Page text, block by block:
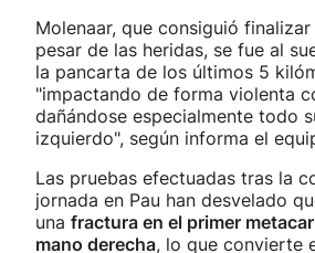
Molenaar, que consiguió
pesar de las heridas, se fue al
la pancarta de los últimos 5
"impactando de forma violenta
dañándose especialmente todo
izquierdo", según informa el
Las pruebas efectuadas tras la
jornada en Pau han desvelado
una fractura en el primer
mano derecha, lo que convierte